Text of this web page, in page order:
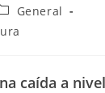
General
caída a